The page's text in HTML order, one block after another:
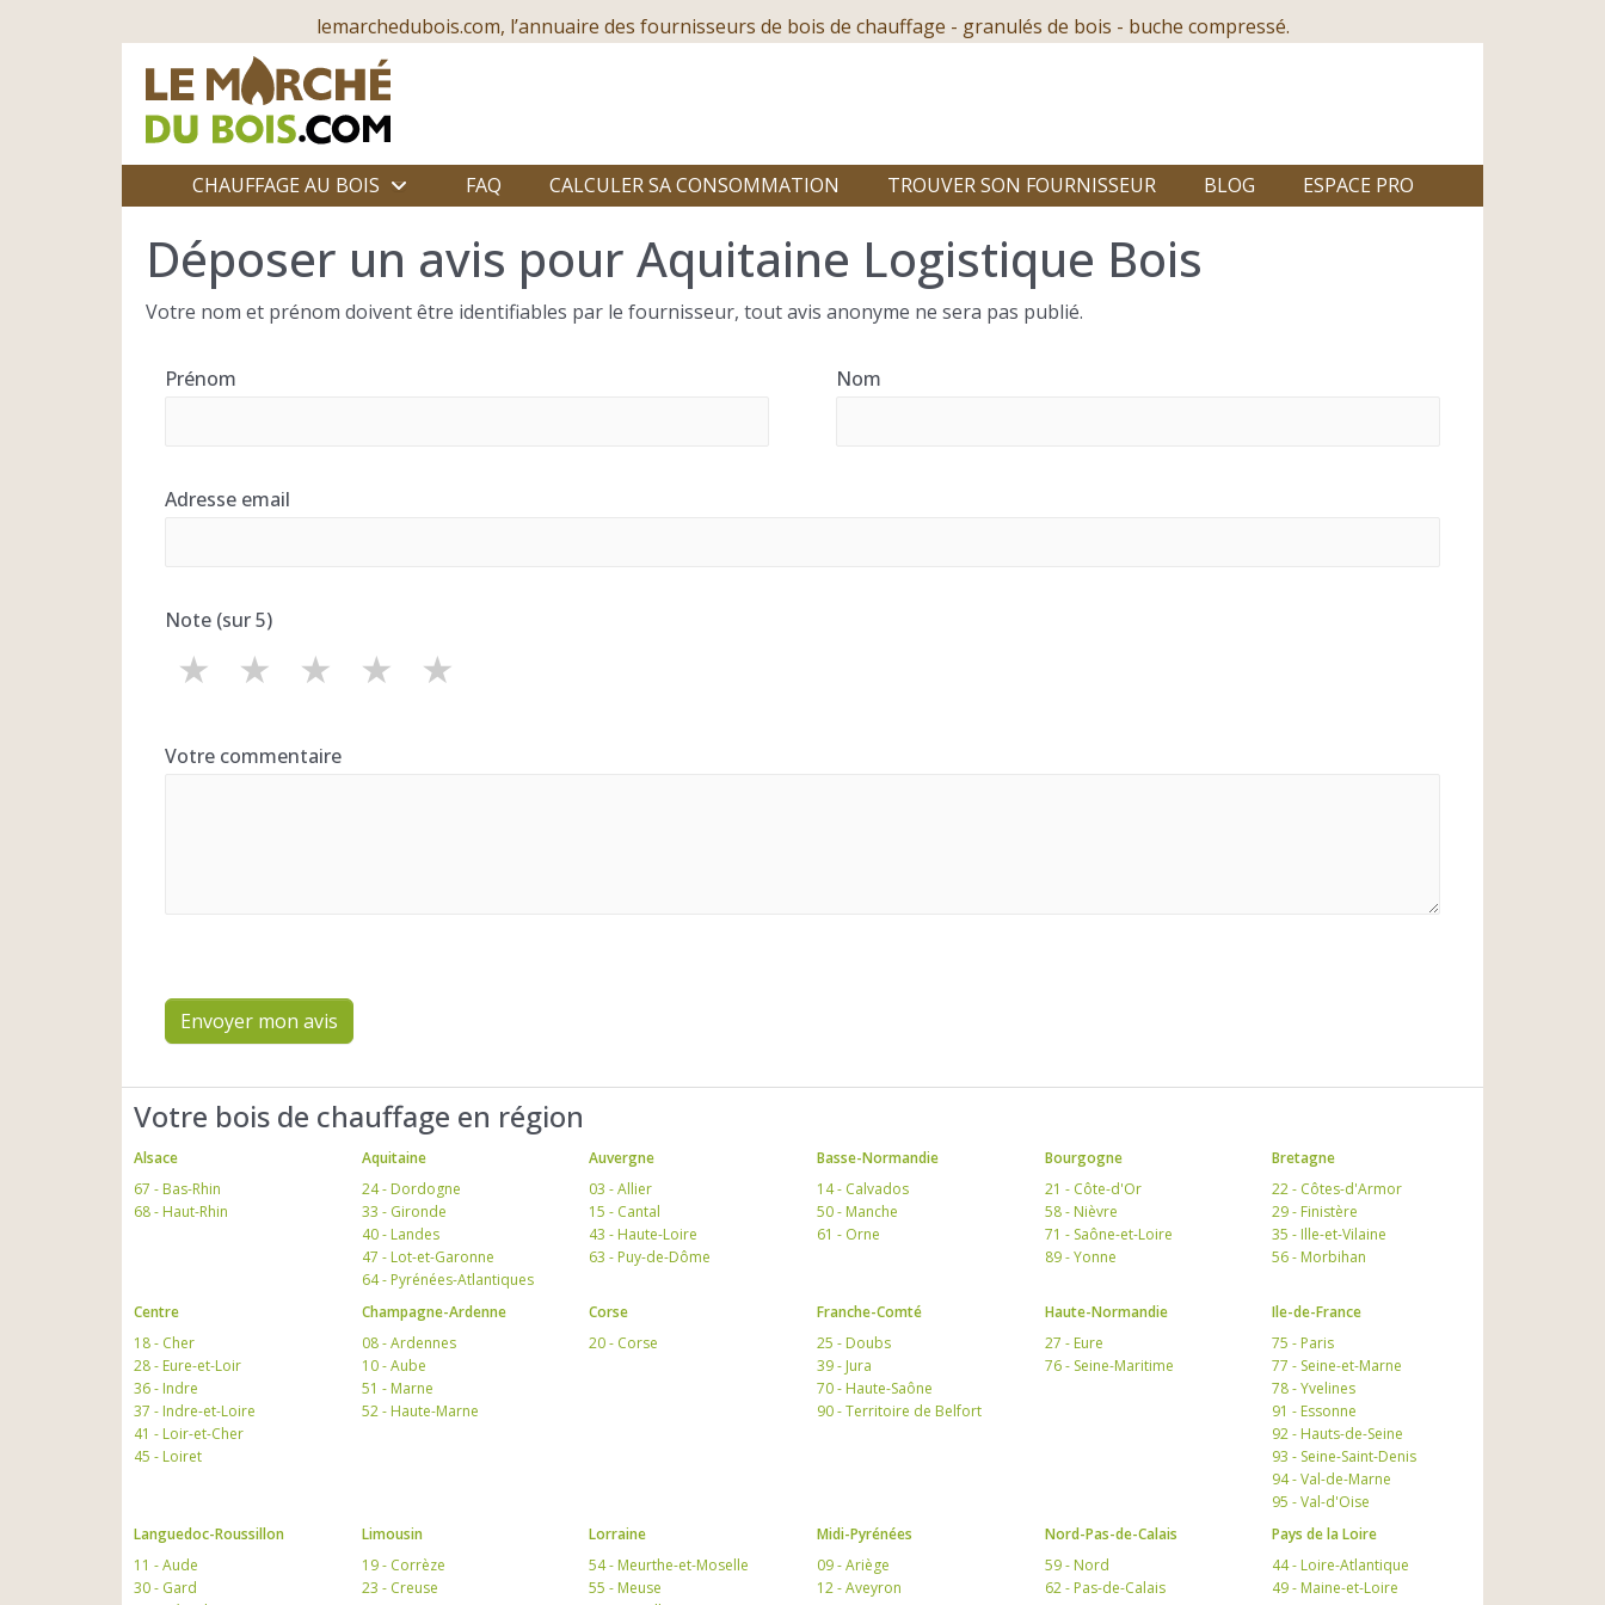
lemarchedubois.com, l’annuaire des fournisseurs de bois de chauffage - granulés de bois - buche compressé.
CHAUFFAGE AU BOIS FAQ CALCULER SA CONSOMMATION TROUVER SON FOURNISSEUR BLOG ESPACE PRO
Déposer un avis pour Aquitaine Logistique Bois
Votre nom et prénom doivent être identifiables par le fournisseur, tout avis anonyme ne sera pas publié.
Prénom Nom
Adresse email
Note (sur 5)
★
★
★
★
★
Votre commentaire
Envoyer mon avis
Votre bois de chauffage en région
Alsace
67 - Bas-Rhin
68 - Haut-Rhin
Aquitaine
24 - Dordogne
33 - Gironde
40 - Landes
47 - Lot-et-Garonne
64 - Pyrénées-Atlantiques
Auvergne
03 - Allier
15 - Cantal
43 - Haute-Loire
63 - Puy-de-Dôme
Basse-Normandie
14 - Calvados
50 - Manche
61 - Orne
Bourgogne
21 - Côte-d'Or
58 - Nièvre
71 - Saône-et-Loire
89 - Yonne
Bretagne
22 - Côtes-d'Armor
29 - Finistère
35 - Ille-et-Vilaine
56 - Morbihan
Centre
18 - Cher
28 - Eure-et-Loir
36 - Indre
37 - Indre-et-Loire
41 - Loir-et-Cher
45 - Loiret
Champagne-Ardenne
08 - Ardennes
10 - Aube
51 - Marne
52 - Haute-Marne
Corse
20 - Corse
Franche-Comté
25 - Doubs
39 - Jura
70 - Haute-Saône
90 - Territoire de Belfort
Haute-Normandie
27 - Eure
76 - Seine-Maritime
Ile-de-France
75 - Paris
77 - Seine-et-Marne
78 - Yvelines
91 - Essonne
92 - Hauts-de-Seine
93 - Seine-Saint-Denis
94 - Val-de-Marne
95 - Val-d'Oise
Languedoc-Roussillon
11 - Aude
30 - Gard
Limousin
19 - Corrèze
23 - Creuse
Lorraine
54 - Meurthe-et-Moselle
55 - Meuse
Midi-Pyrénées
09 - Ariège
12 - Aveyron
Nord-Pas-de-Calais
59 - Nord
62 - Pas-de-Calais
Pays de la Loire
44 - Loire-Atlantique
49 - Maine-et-Loire